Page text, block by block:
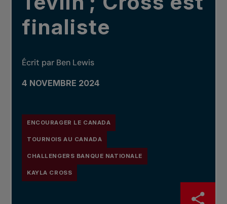
finaliste
Écrit par Ben Lewis
4 NOVEMBRE 2024
ENCOURAGER LE CANADA
TOURNOIS AU CANADA
CHALLENGERS BANQUE NATIONALE
KAYLA CROSS